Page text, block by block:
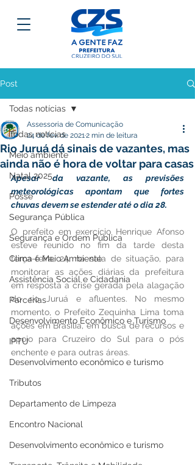
Post
Todas notícias
Meio ambiente
Natal 2025
Posse
Segurança Pública
Segurança e Ordem Pública
Clima e Meio Ambiente
Assistência Social e Cidadania
Parcerias
Desenvolvimento Econômico e Turismo
IPTU
Desenvolvimento econômico e turismo
Tributos
Departamento de Limpeza
Encontro Nacional
Desenvolvimento econômico e turismo
Todas notícias
Rio Juruá dá sinais de vazantes, mas
ainda não é hora de voltar para casas
Assessoria de Comunicação
24 de fev. de 20212 min de leitura
Apesar da vazante, as previsões
meteorológicas apontam que fortes
chuvas devem se estender até o dia 28.
O prefeito em exercício Henrique Afonso
esteve reunido no fim da tarde desta
terça-feira, 24, na sala de situação, para
monitorar as ações diárias da prefeitura
em resposta a crise gerada pela alagação
do rio Juruá e afluentes. No mesmo
momento, o Prefeito Zequinha Lima toma
ações em Brasília, em busca de recursos e
apoio para Cruzeiro do Sul para o pós
enchente e para outras áreas.